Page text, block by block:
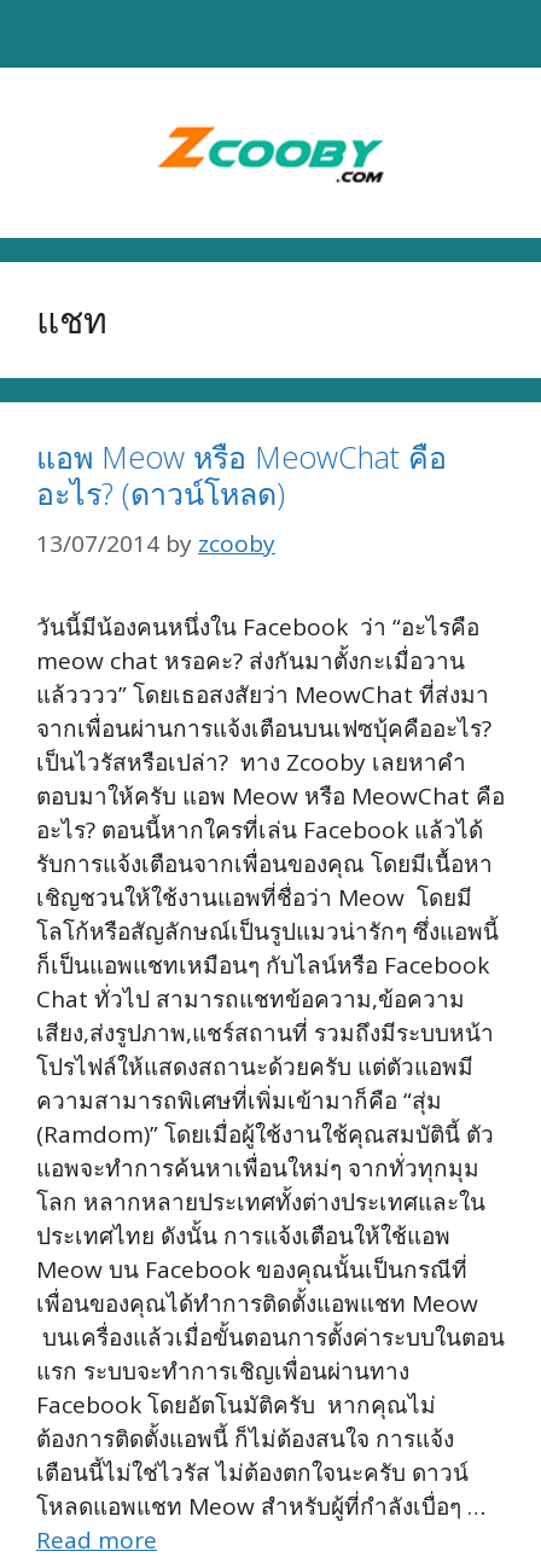
แชท
แอพ Meow หรือ MeowChat คือ
อะไร? (ดาวน์โหลด)
13/07/2014 by zcooby
วันนี้มีน้องคนหนึ่งใน Facebook ว่า “อะไรคือ
meow chat หรอคะ? ส่งกันมาตั้งกะเมื่อวาน
แล้วววว” โดยเธอสงสัยว่า MeowChat ที่ส่งมา
จากเพื่อนผ่านการแจ้งเตือนบนเฟซบุ้คคืออะไร?
เป็นไวรัสหรือเปล่า? ทาง Zcooby เลยหาคำ
ตอบมาให้ครับ แอพ Meow หรือ MeowChat คือ
อะไร? ตอนนี้หากใครที่เล่น Facebook แล้วได้
รับการแจ้งเตือนจากเพื่อนของคุณ โดยมีเนื้อหา
เชิญชวนให้ใช้งานแอพที่ชื่อว่า Meow โดยมี
โลโก้หรือสัญลักษณ์เป็นรูปแมวน่ารักๆ ซึ่งแอพนี้
ก็เป็นแอพแชทเหมือนๆ กับไลน์หรือ Facebook
Chat ทั่วไป สามารถแชทข้อความ,ข้อความ
เสียง,ส่งรูปภาพ,แชร์สถานที่ รวมถึงมีระบบหน้า
โปรไฟล์ให้แสดงสถานะด้วยครับ แต่ตัวแอพมี
ความสามารถพิเศษที่เพิ่มเข้ามาก็คือ “สุ่ม
(Ramdom)” โดยเมื่อผู้ใช้งานใช้คุณสมบัตินี้ ตัว
แอพจะทำการค้นหาเพื่อนใหม่ๆ จากทั่วทุกมุม
โลก หลากหลายประเทศทั้งต่างประเทศและใน
ประเทศไทย ดังนั้น การแจ้งเตือนให้ใช้แอพ
Meow บน Facebook ของคุณนั้นเป็นกรณีที่
เพื่อนของคุณได้ทำการติดตั้งแอพแชท Meow
บนเครื่องแล้วเมื่อขั้นตอนการตั้งค่าระบบในตอน
แรก ระบบจะทำการเชิญเพื่อนผ่านทาง
Facebook โดยอัตโนมัติครับ หากคุณไม่
ต้องการติดตั้งแอพนี้ ก็ไม่ต้องสนใจ การแจ้ง
เตือนนี้ไม่ใช่ไวรัส ไม่ต้องตกใจนะครับ ดาวน์
โหลดแอพแชท Meow สำหรับผู้ที่กำลังเบื่อๆ …
Read more